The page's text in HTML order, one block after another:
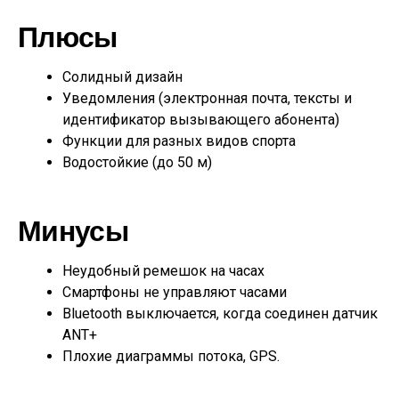
Плюсы
Солидный дизайн
Уведомления (электронная почта, тексты и
идентификатор вызывающего абонента)
Функции для разных видов спорта
Водостойкие (до 50 м)
Минусы
Неудобный ремешок на часах
Смартфоны не управляют часами
Bluetooth выключается, когда соединен датчик
ANT+
Плохие диаграммы потока, GPS.